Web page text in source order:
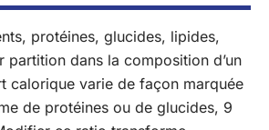
protéines, glucides, lipides,
partition dans la composition d’un
calorique varie de façon marquée
de protéines ou de glucides, 9